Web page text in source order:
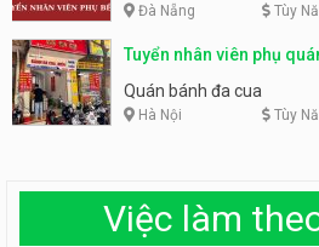
Đà Nẵng Tùy
Tuyển nhân viên phụ
Quán bánh đa cua
Hà Nội Tùy
Việc làm